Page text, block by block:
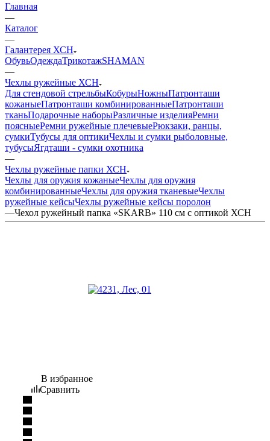
Главная
—
Каталог
—
Галантерея ХСН
ОбувьОдеждаТрикотажSHAMAN
—
Чехлы ружейные ХСН
Для стендовой стрельбыКобурыНожныПатронташи
кожаныеПатронташи комбинированныеПатронташи
тканьПодарочные наборыРазличные изделияРемни
поясныеРемни ружейные плечевыеРюкзаки, ранцы,
сумкиТубусы для оптикиЧехлы и сумки рыболовные,
тубусыЯгдташи - сумки охотника
—
Чехлы ружейные папки ХСН
Чехлы для оружия кожаныеЧехлы для оружия
комбинированныеЧехлы для оружия тканевыеЧехлы
ружейные кейсыЧехлы ружейные кейсы поролон
—Чехол ружейный папка «SKARB» 110 см с оптикой ХСН
В избранное
Сравнить